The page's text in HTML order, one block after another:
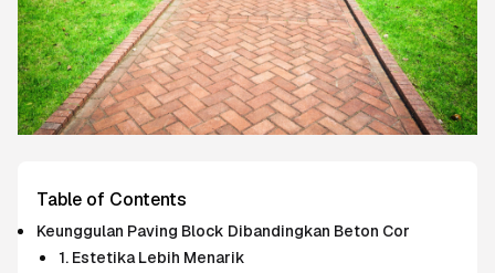
Table of Contents
Keunggulan Paving Block Dibandingkan Beton Cor
1. Estetika Lebih Menarik